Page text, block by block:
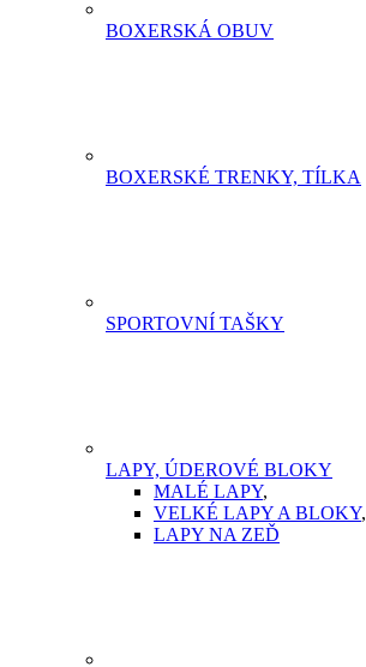
BOXERSKÁ OBUV
BOXERSKÉ TRENKY, TÍLKA
SPORTOVNÍ TAŠKY
LAPY, ÚDEROVÉ BLOKY
MALÉ LAPY,
VELKÉ LAPY A BLOKY,
LAPY NA ZEĎ